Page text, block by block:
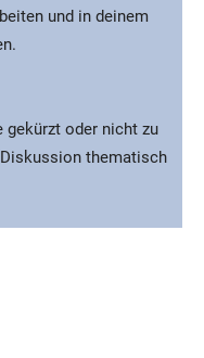
und in deinem
gekürzt oder nicht zu
thematisch